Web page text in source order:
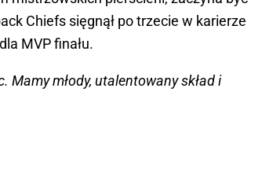
Chiefs sięgnął po trzecie w karierze
MVP finału.
Mamy młody, utalentowany skład i